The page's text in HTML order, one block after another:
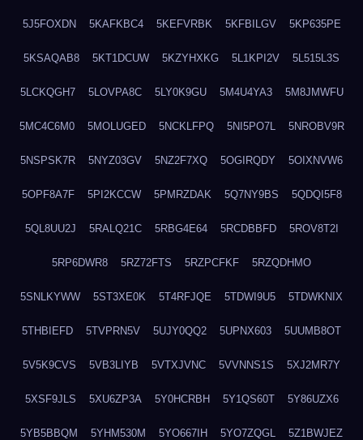
5J5FOXDN 5KAFKBC4 5KEFVRBK 5KFBILGV 5KP635PE
5KSAQAB8 5KT1DCUW 5KZYHXKG 5L1KPI2V 5L515L3S
5LCKQGH7 5LOVPA8C 5LY0K9GU 5M4U4YA3 5M8JMWFU
5MC4C6M0 5MOLUGED 5NCKLFPQ 5NI5PO7L 5NROBV9R
5NSPSK7R 5NYZ03GV 5NZ2F7XQ 5OGIRQDY 5OIXNVW6
5OPF8A7F 5PI2KCCW 5PMRZDAK 5Q7NY9BS 5QDQI5F8
5QL8UU2J 5RALQ21C 5RBG4E64 5RCDBBFD 5ROV8T2I
5RP6DWR8 5RZ72FTS 5RZPCFKF 5RZQDHMO
5SNLKYWW 5ST3XE0K 5T4RFJQE 5TDWI9U5 5TDWKNIX
5THBIEFD 5TVPRN5V 5UJY0QQ2 5UPNX603 5UUMB8OT
5V5K9CVS 5VB3LIYB 5VTXJVNC 5VVNNS1S 5XJ2MR7Y
5XSF9JLS 5XU6ZP3A 5Y0HCRBH 5Y1QS60T 5Y86UZX6
5YB5BBQM 5YHM530M 5YO667IH 5YO7ZQGL 5Z1BWJEZ